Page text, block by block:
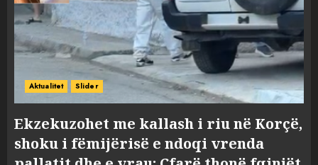
Aktualitet Slider
Ekzekuzohet me kallash i riu në Korçë,
shoku i fëmijërisë e ndoqi vrenda